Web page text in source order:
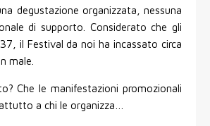
degustazione organizzata, nessuna
di supporto. Considerato che gli
il Festival da noi ha incassato circa
male.
Che le manifestazioni promozionali
a chi le organizza…